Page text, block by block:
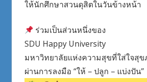
ให้นักศึกษาสวนดุสิตในวันข้างหน้า
ร่วมเป็นส่วนหนึ่งของ
SDU Happy University
มหาวิทยาลัยแห่งความสุขที่ใส่ใจสุ
ผ่านการลงมือ “ให้ – ปลูก – แบ่งปัน”